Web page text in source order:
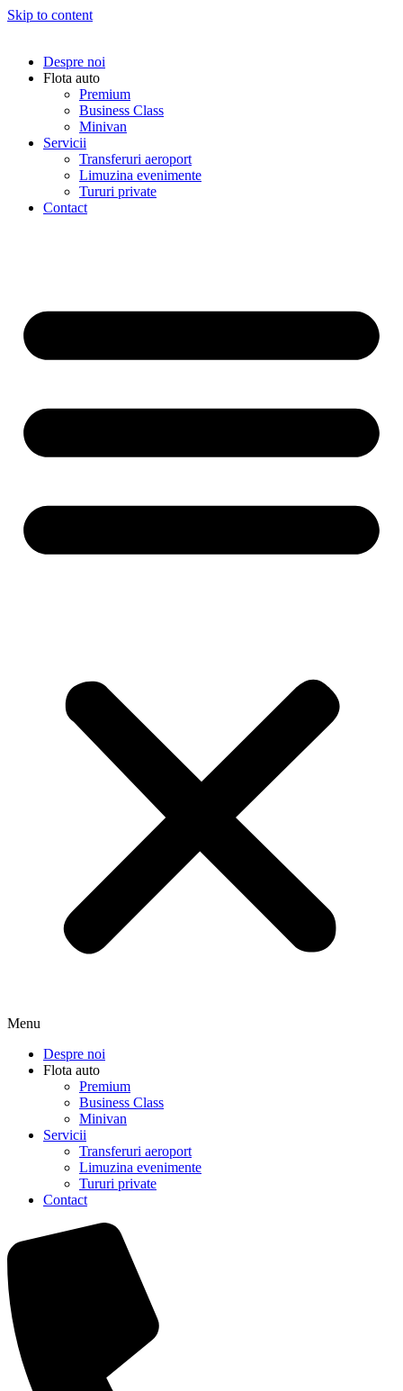
Skip to content
Despre noi
Flota auto
Premium
Business Class
Minivan
Servicii
Transferuri aeroport
Limuzina evenimente
Tururi private
Contact
Menu
Despre noi
Flota auto
Premium
Business Class
Minivan
Servicii
Transferuri aeroport
Limuzina evenimente
Tururi private
Contact